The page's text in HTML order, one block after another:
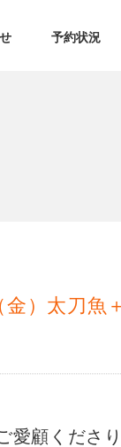
予約状況
金）太刀魚
愛顧くださ